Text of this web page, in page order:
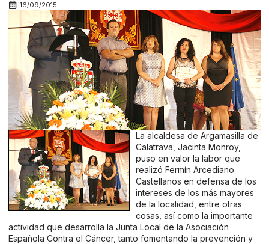
16/09/2015
La alcaldesa de Argamasilla de
Calatrava, Jacinta Monroy,
puso en valor la labor que
realizó Fermín Arcediano
Castellanos en defensa de los
intereses de los más mayores
de la localidad, entre otras
cosas, así como la importante
actividad que desarrolla la Junta Local de la Asociación
Española Contra el Cáncer, tanto fomentando la prevención y